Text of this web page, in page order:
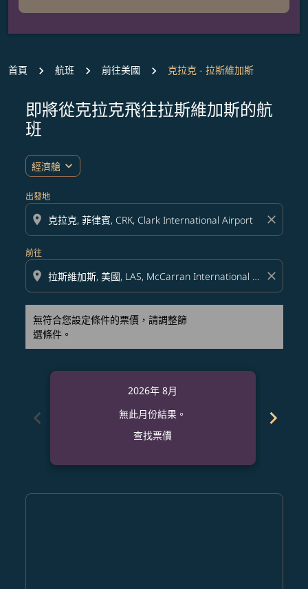
首頁 航班 前往美國 克拉克 - 拉斯維加斯
即將從克拉克飛往拉斯維加斯的航
班
經濟艙 expand_more
出發地
location_on close
前往
location_on close
無符合您設定條件的票價，請調整篩
選條件。
無符合您設定條件的票價，請調整篩選條件。
chevron_left
2026年 8月
無此月份結果。
查找票價
chevron_right